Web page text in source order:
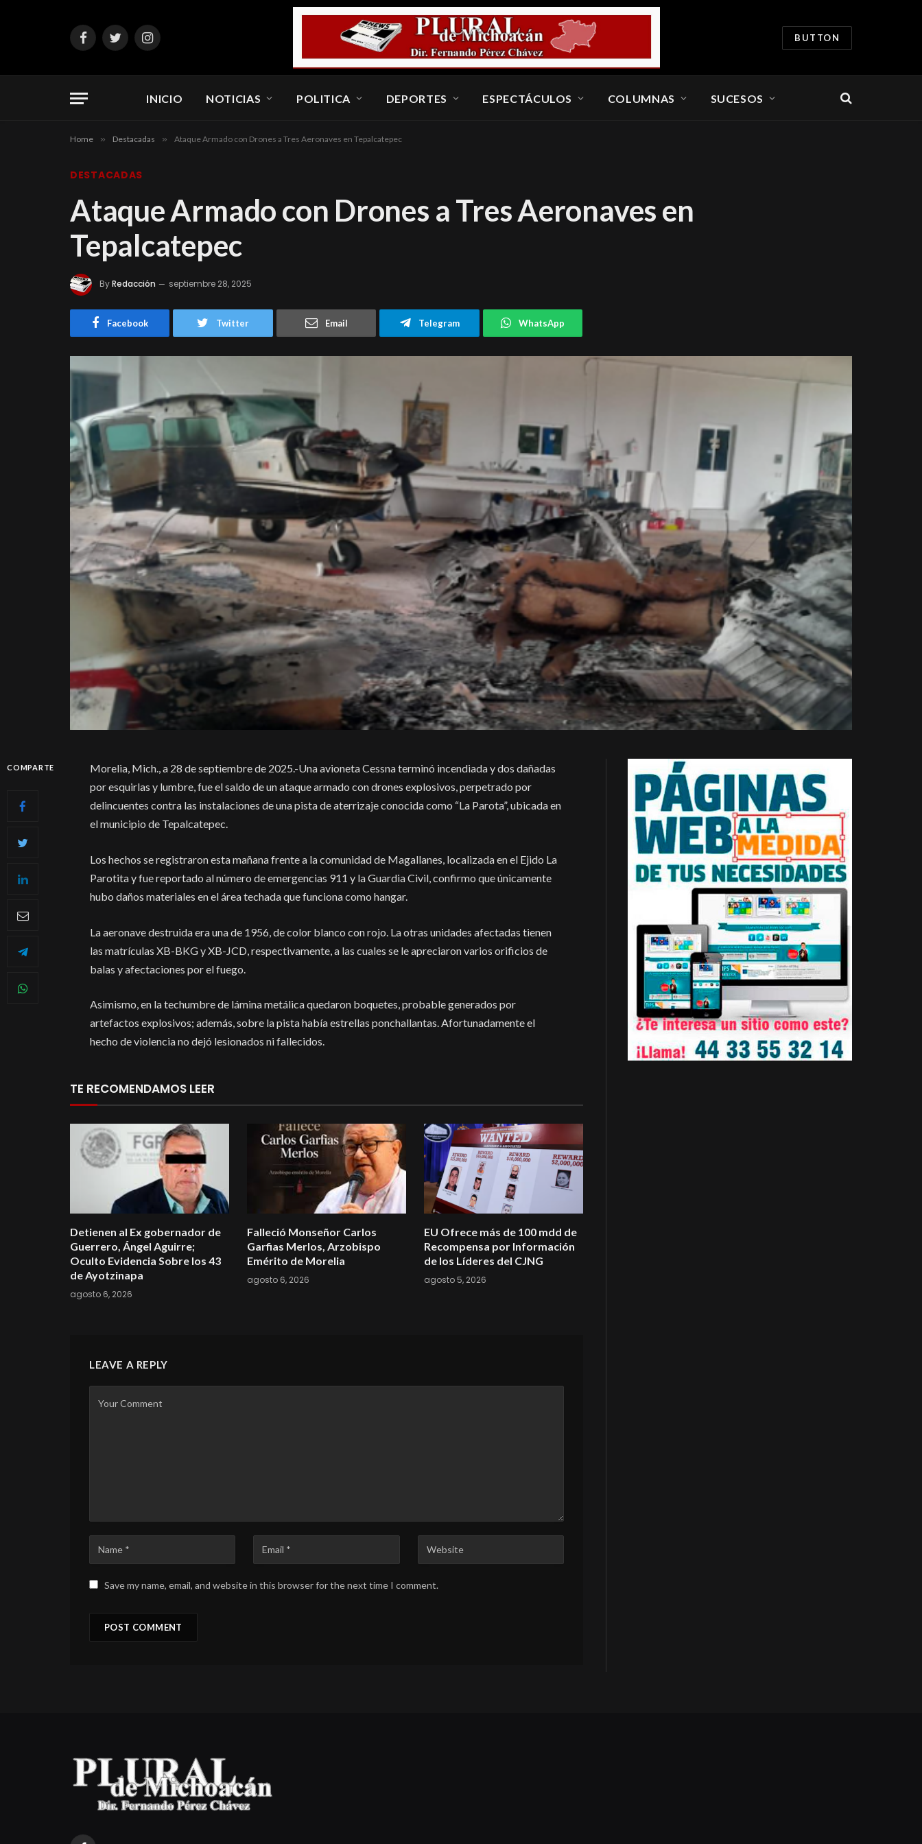
FacebookTwitterInstagram
BUTTON
INICIO NOTICIAS POLITICA DEPORTES ESPECTÁCULOS COLUMNAS SUCESOS
Home » Destacadas » Ataque Armado con Drones a Tres Aeronaves en Tepalcatepec
DESTACADAS
Ataque Armado con Drones a Tres Aeronaves en
Tepalcatepec
ByRedacción septiembre 28, 2025
Facebook Twitter Email Telegram WhatsApp
COMPARTE
Morelia, Mich., a 28 de septiembre de 2025.-Una avioneta Cessna terminó incendiada y dos dañadas
por esquirlas y lumbre, fue el saldo de un ataque armado con drones explosivos, perpetrado por
delincuentes contra las instalaciones de una pista de aterrizaje conocida como “La Parota”, ubicada en
el municipio de Tepalcatepec.
Los hechos se registraron esta mañana frente a la comunidad de Magallanes, localizada en el Ejido La
Parotita y fue reportado al número de emergencias 911 y la Guardia Civil, confirmo que únicamente
hubo daños materiales en el área techada que funciona como hangar.
La aeronave destruida era una de 1956, de color blanco con rojo. La otras unidades afectadas tienen
las matrículas XB-BKG y XB-JCD, respectivamente, a las cuales se le apreciaron varios orificios de
balas y afectaciones por el fuego.
Asimismo, en la techumbre de lámina metálica quedaron boquetes, probable generados por
artefactos explosivos; además, sobre la pista había estrellas ponchallantas. Afortunadamente el
hecho de violencia no dejó lesionados ni fallecidos.
TE RECOMENDAMOS LEER
Detienen al Ex gobernador de
Guerrero, Ángel Aguirre;
Oculto Evidencia Sobre los 43
de Ayotzinapa
agosto 6, 2026
Falleció Monseñor Carlos
Garfias Merlos, Arzobispo
Emérito de Morelia
agosto 6, 2026
EU Ofrece más de 100 mdd de
Recompensa por Información
de los Líderes del CJNG
agosto 5, 2026
LEAVE A REPLY
Save my name, email, and website in this browser for the next time I comment.